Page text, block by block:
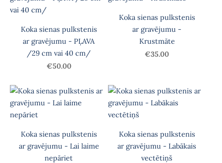
Koka sienas pulkstenis
ar gravējumu - PĻAVA
/29 cm vai 40 cm/
€50.00
Koka sienas pulkstenis
ar gravējumu -
Krustmāte
€35.00
Koka sienas pulkstenis
ar gravējumu - Lai laime
nepāriet
Koka sienas pulkstenis
ar gravējumu - Labākais
vectētiņš